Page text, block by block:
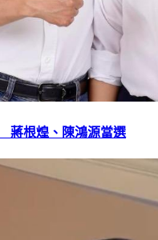
蔣根煌、陳鴻源當選